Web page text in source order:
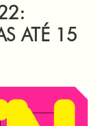
ATÉ 15